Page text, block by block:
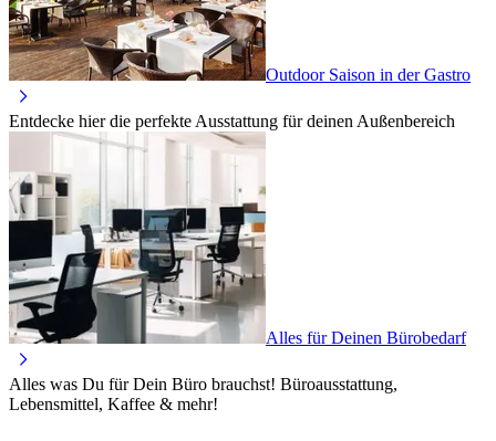
Outdoor Saison in der Gastro
Entdecke hier die perfekte Ausstattung für deinen Außenbereich
Alles für Deinen Bürobedarf
Alles was Du für Dein Büro brauchst! Büroausstattung,
Lebensmittel, Kaffee & mehr!